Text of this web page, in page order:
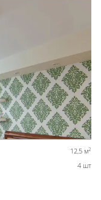
12,5 м2
4 шт